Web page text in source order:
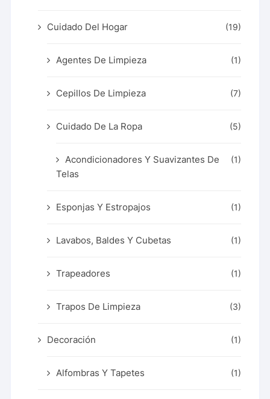
Cuidado Del Hogar (19)
Agentes De Limpieza (1)
Cepillos De Limpieza (7)
Cuidado De La Ropa (5)
Acondicionadores Y Suavizantes De
Telas
(1)
Esponjas Y Estropajos (1)
Lavabos, Baldes Y Cubetas (1)
Trapeadores (1)
Trapos De Limpieza (3)
Decoración (1)
Alfombras Y Tapetes (1)